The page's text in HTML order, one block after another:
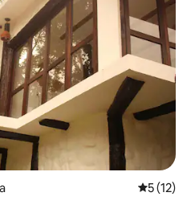
5 de uma
5 (12)